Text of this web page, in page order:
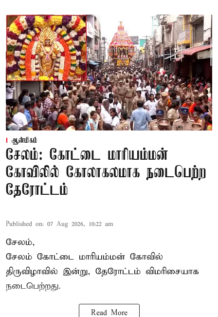
ஆன்மிகம்
சேலம்: கோட்டை மாரியம்மன்
கோவிலில் கோலாகலமாக நடைபெற்ற
தேரோட்டம்
Published on: 07 Aug 2026, 10:22 am
சேலம்,
சேலம் கோட்டை மாரியம்மன் கோவில்
திருவிழாவில் இன்று, தேரோட்டம் விமரிசையாக
நடைபெற்றது.
Read More